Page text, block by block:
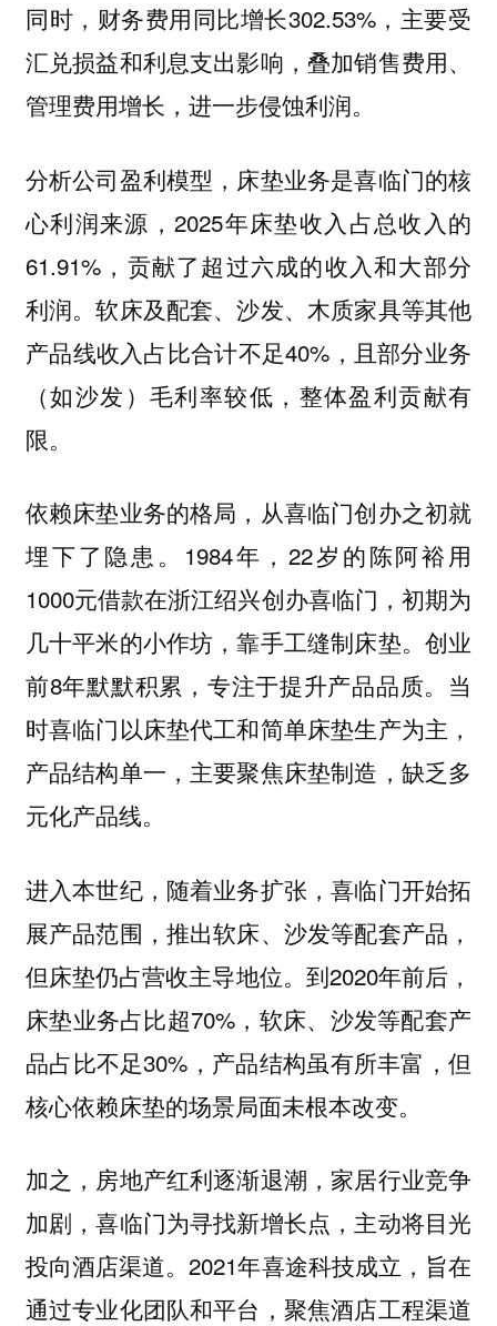
同时，财务费用同比增长302.53%，主要受
汇兑损益和利息支出影响，叠加销售费用、
管理费用增长，进一步侵蚀利润。
分析公司盈利模型，床垫业务是喜临门的核
心利润来源，2025年床垫收入占总收入的
61.91%，贡献了超过六成的收入和大部分
利润。软床及配套、沙发、木质家具等其他
产品线收入占比合计不足40%，且部分业务
（如沙发）毛利率较低，整体盈利贡献有
限。
依赖床垫业务的格局，从喜临门创办之初就
埋下了隐患。1984年，22岁的陈阿裕用
1000元借款在浙江绍兴创办喜临门，初期为
几十平米的小作坊，靠手工缝制床垫。创业
前8年默默积累，专注于提升产品品质。当
时喜临门以床垫代工和简单床垫生产为主，
产品结构单一，主要聚焦床垫制造，缺乏多
元化产品线。
进入本世纪，随着业务扩张，喜临门开始拓
展产品范围，推出软床、沙发等配套产品，
但床垫仍占营收主导地位。到2020年前后，
床垫业务占比超70%，软床、沙发等配套产
品占比不足30%，产品结构虽有所丰富，但
核心依赖床垫的场景局面未根本改变。
加之，房地产红利逐渐退潮，家居行业竞争
加剧，喜临门为寻找新增长点，主动将目光
投向酒店渠道。2021年喜途科技成立，旨在
通过专业化团队和平台，聚焦酒店工程渠道